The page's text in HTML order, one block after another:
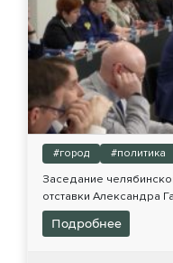
#город #политика
Заседание
отставки Александра
Подробнее